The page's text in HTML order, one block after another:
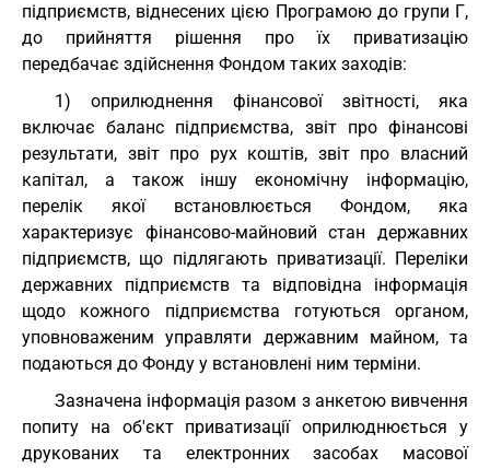
підприємств, віднесених цією Програмою до групи Г,
до прийняття рішення про їх приватизацію
передбачає здійснення Фондом таких заходів:
1) оприлюднення фінансової звітності, яка
включає баланс підприємства, звіт про фінансові
результати, звіт про рух коштів, звіт про власний
капітал, а також іншу економічну інформацію,
перелік якої встановлюється Фондом, яка
характеризує фінансово-майновий стан державних
підприємств, що підлягають приватизації. Переліки
державних підприємств та відповідна інформація
щодо кожного підприємства готуються органом,
уповноваженим управляти державним майном, та
подаються до Фонду у встановлені ним терміни.
Зазначена інформація разом з анкетою вивчення
попиту на об'єкт приватизації оприлюднюється у
друкованих та електронних засобах масової